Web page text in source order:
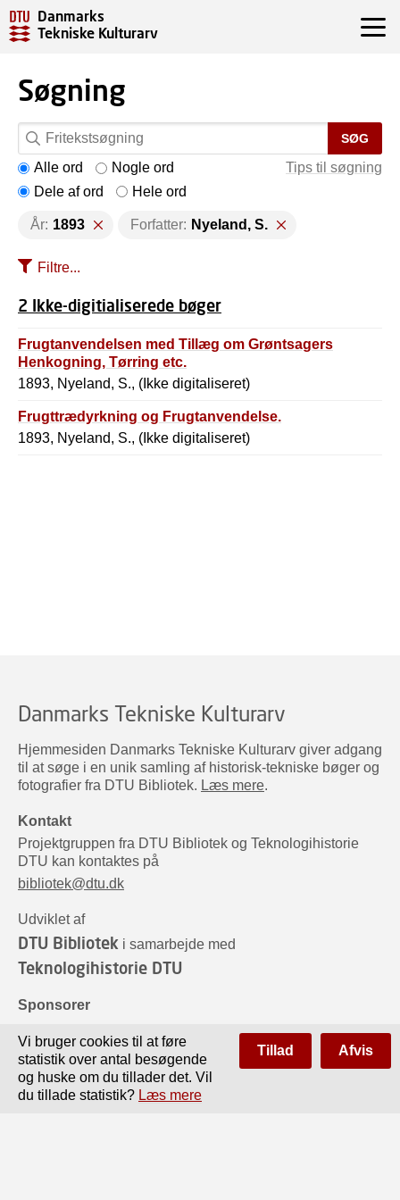
Danmarks
Tekniske Kulturarv
Søgning
SØG
Tips til søgning
Alle ord
Nogle ord
Dele af ord
Hele ord
År: 1893 Forfatter: Nyeland, S.
Filtre...
2 Ikke-digitialiserede bøger
Frugtanvendelsen med Tillæg om Grøntsagers
Henkogning, Tørring etc.
1893, Nyeland, S., (Ikke digitaliseret)
Frugttrædyrkning og Frugtanvendelse.
1893, Nyeland, S., (Ikke digitaliseret)
Danmarks Tekniske Kulturarv
Hjemmesiden Danmarks Tekniske Kulturarv giver adgang
til at søge i en unik samling af historisk-tekniske bøger og
fotografier fra DTU Bibliotek. Læs mere.
Kontakt
Projektgruppen fra DTU Bibliotek og Teknologihistorie
DTU kan kontaktes på
bibliotek@dtu.dk
Udviklet af
DTU Bibliotek i samarbejde med
Teknologihistorie DTU
Sponsorer
Vi bruger cookies til at føre
statistik over antal besøgende
og huske om du tillader det. Vil
du tillade statistik? Læs mere
Tillad Afvis